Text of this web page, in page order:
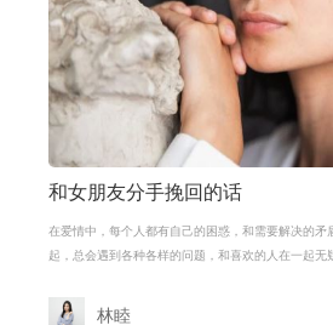
和女朋友分手挽回的话
在爱情中，每个人都有自己的困惑，和需要解决的矛
起，总会遇到各种各样的问题，和喜欢的人在一起无
林睦